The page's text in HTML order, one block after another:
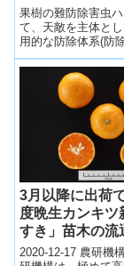
礎・資料編)を
果樹の難防除害虫
て、天敵を主体と
用的な防除体系(防
した。基礎の解説
標準作業手順書
ウェブサイトで公
3月以降に出荷
度晩生カンキツ
すき」苗木の流
2020-12-17 農研機